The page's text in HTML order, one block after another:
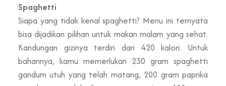
Spaghetti
Siapa yang tidak kenal spaghetti? Menu ini ternyata
bisa dijadikan pilihan untuk makan malam yang sehat.
Kandungan gizinya terdiri dari 420 kalori. Untuk
bahannya, kamu memerlukan 230 gram spaghetti
gandum utuh yang telah matang, 200 gram paprika